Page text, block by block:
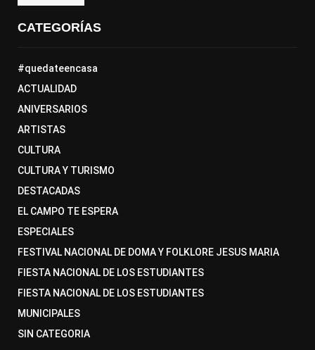
CATEGORÍAS
#quedateencasa
ACTUALIDAD
ANIVERSARIOS
ARTISTAS
CULTURA
CULTURA Y TURISMO
DESTACADAS
EL CAMPO TE ESPERA
ESPECIALES
FESTIVAL NACIONAL DE DOMA Y FOLKLORE JESUS MARIA
FIESTA NACIONAL DE LOS ESTUDIANTES
FIESTA NACIONAL DE LOS ESTUDIANTES
MUNICIPALES
SIN CATEGORIA